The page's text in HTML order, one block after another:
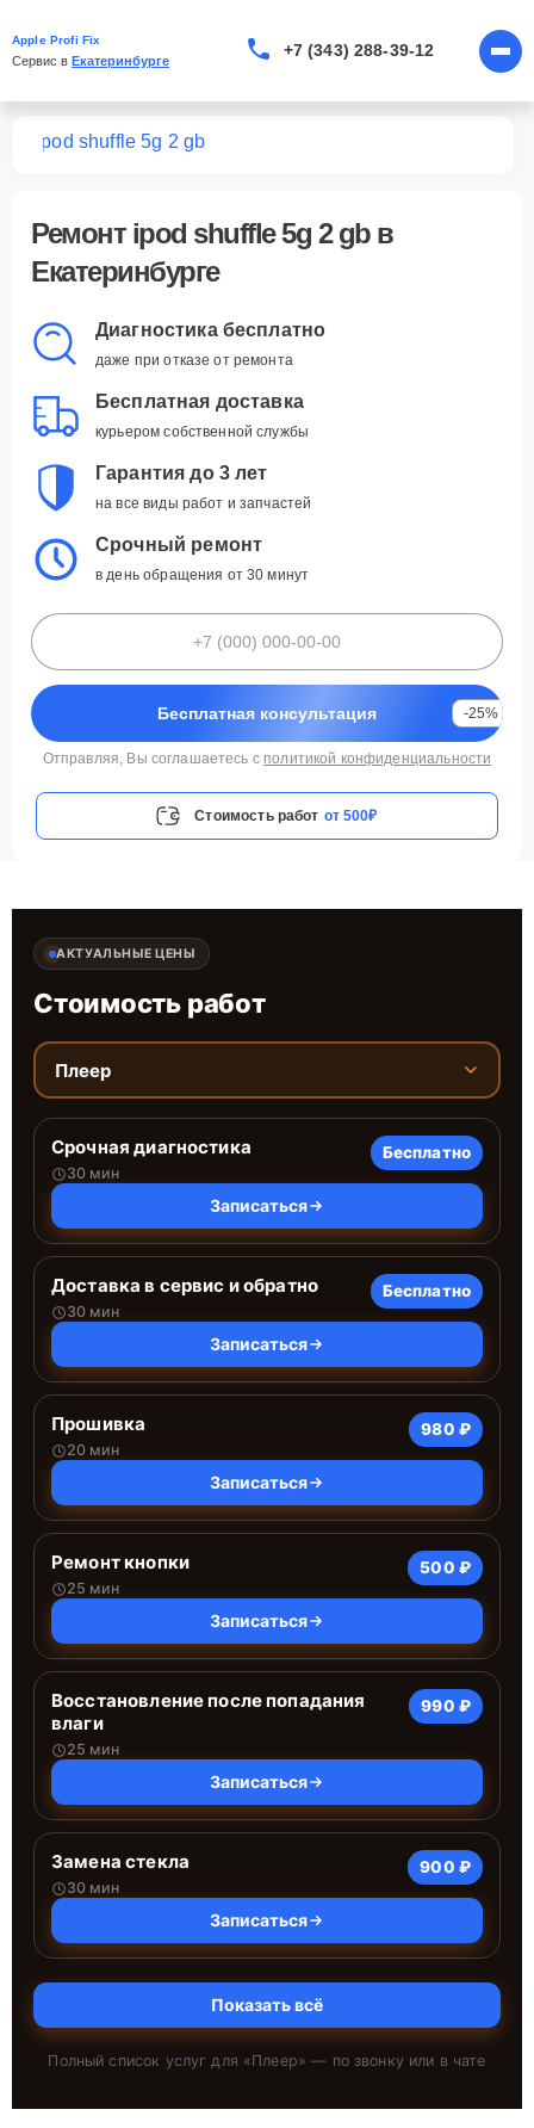
Apple Profi Fix
Сервис в Екатеринбурге
+7 (343) 288-39-12
ipod shuffle 5g 2 gb
Ремонт ipod shuffle 5g 2 gbв
Екатеринбурге
Диагностика бесплатно
даже при отказе от ремонта
Бесплатная доставка
курьером собственной службы
Гарантия до 3 лет
на все виды работ и запчастей
Срочный ремонт
в день обращения от 30 минут
Бесплатная консультация -25%
Отправляя, Вы соглашаетесь с политикой конфиденциальности
Стоимость работ от 500₽
АКТУАЛЬНЫЕ ЦЕНЫ
Стоимость работ
Плеер
Срочная диагностика
30 мин
Бесплатно
Записаться
Доставка в сервис и обратно
30 мин
Бесплатно
Записаться
Прошивка
20 мин
980 ₽
Записаться
Ремонт кнопки
25 мин
500 ₽
Записаться
Восстановление после попадания
влаги
25 мин
990 ₽
Записаться
Замена стекла
30 мин
900 ₽
Записаться
Показать всё
Полный список услуг для «Плеер» — по звонку или в чате